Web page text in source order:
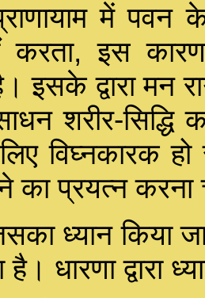
में पवन
करता, इस
द्वारा मन
शरीर-सिद्धि
विघ्नकारक हो
का प्रयत्न करना
ध्यान किया
है। धारणा द्वारा